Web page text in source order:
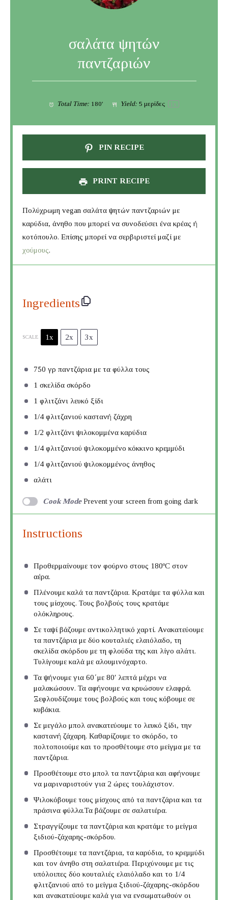
σαλάτα ψητών
παντζαριών
Total Time: 180' Yield: 5 μερίδες 1 x
PIN RECIPE
PRINT RECIPE
Πολύχρωμη vegan σαλάτα ψητών παντζαριών με
καρύδια, άνηθο που μπορεί να συνοδεύσει ένα κρέας ή
κοτόπουλο. Επίσης μπορεί να σερβιριστεί μαζί με
χούμους.
Ingredients
SCALE 1x 2x 3x
750 γρ παντζάρια με τα φύλλα τους
1 σκελίδα σκόρδο
1 φλιτζάνι λευκό ξίδι
1/4 φλιτζανιού καστανή ζάχρη
1/2 φλιτζάνι ψιλοκομμένα καρύδια
1/4 φλιτζανιού ψιλοκομμένο κόκκινο κρεμμύδι
1/4 φλιτζανιού ψιλοκομμένος άνηθος
αλάτι
Cook Mode Prevent your screen from going dark
Instructions
Προθερμαίνουμε τον φούρνο στους 180ºC στον
αέρα.
Πλένουμε καλά τα παντζάρια. Κρατάμε τα φύλλα και
τους μίσχους. Τους βολβούς τους κρατάμε
ολόκληρους.
Σε ταψί βάζουμε αντικολλητικό χαρτί. Ανακατεύουμε
τα παντζάρια με δύο κουταλιές ελαιόλαδο, τη
σκελίδα σκόρδου με τη φλούδα της και λίγο αλάτι.
Τυλίγουμε καλά με αλουμινόχαρτο.
Τα ψήνουμε για 60΄με 80′ λεπτά μέχρι να
μαλακώσουν. Τα αφήνουμε να κρυώσουν ελαφρά.
Ξεφλουδίζουμε τους βολβούς και τους κόβουμε σε
κυβάκια.
Σε μεγάλο μπολ ανακατεύουμε το λευκό ξίδι, την
καστανή ζάχαρη. Καθαρίζουμε το σκόρδο, το
πολτοποιούμε και το προσθέτουμε στο μείγμα με τα
παντζάρια.
Προσθέτουμε στο μπολ τα παντζάρια και αφήνουμε
να μαριναριστούν για 2 ώρες τουλάχιστον.
Ψιλοκόβουμε τους μίσχους από τα παντζάρια και τα
πράσινα φύλλα.Τα βάζουμε σε σαλατιέρα.
Στραγγίζουμε τα παντζάρια και κρατάμε το μείγμα
ξιδιού-ζάχαρης-σκόρδου.
Προσθέτουμε τα παντζάρια, τα καρύδια, το κρεμμύδι
και τον άνηθο στη σαλατιέρα. Περιχύνουμε με τις
υπόλοιπες δύο κουταλιές ελαιόλαδο και το 1/4
φλιτζανιού από το μείγμα ξιδιού-ζάχαρης-σκόρδου
και ανακατεύουμε καλά για να ενσωματωθούν οι